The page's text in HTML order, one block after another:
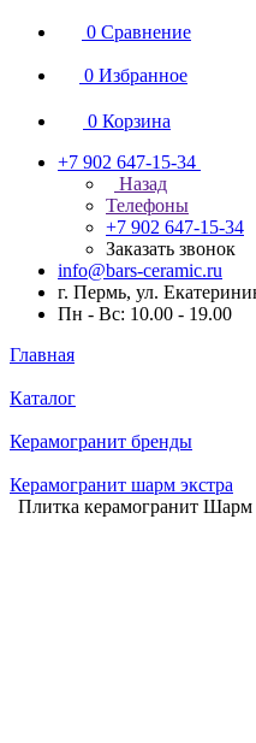
0 Сравнение
0 Избранное
0 Корзина
+7 902 647-15-34
Назад
Телефоны
+7 902 647-15-34
Заказать звонок
info@bars-ceramic.ru
г. Пермь, ул.
Пн - Вс: 10.00 - 19.00
Главная
Каталог
Керамогранит бренды
Керамогранит шарм экстра
Плитка керамогранит Шарм